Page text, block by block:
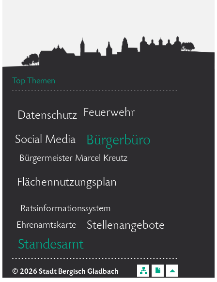
Top Themen
Datenschutz Feuerwehr
Social Media Bürgerbüro
Bürgermeister Marcel Kreutz
Flächennutzungsplan
Ratsinformationssystem
Ehrenamtskarte
Stellenangebote
Standesamt
© 2026 Stadt Bergisch Gladbach